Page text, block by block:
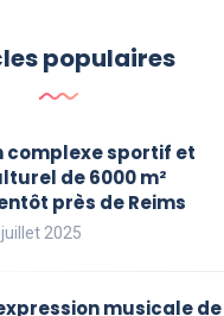
populaires
complexe sportif et
de 6000 m²
près de Reims
2025
musicale de